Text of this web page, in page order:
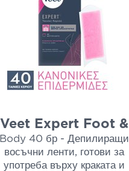
Veet Expert Foot &
Body 40 бр - Депилиращи
восъчни ленти, готови за
употреба върху краката и